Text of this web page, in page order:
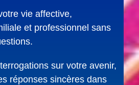
vie affective,
et professionnel sans
sur votre avenir,
réponses sincères dans